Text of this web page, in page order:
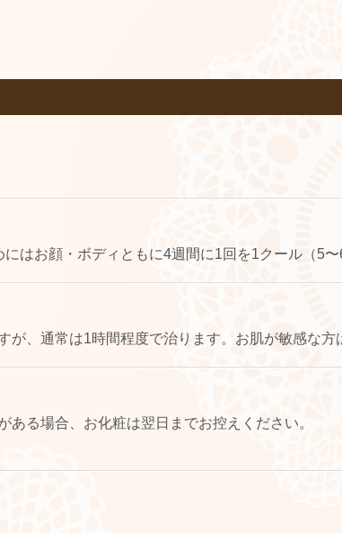
はお顔・ボディともに4週間に1回を1クール（5
、通常は1時間程度で治ります。お肌が敏感な方
る場合、お化粧は翌日までお控えください。